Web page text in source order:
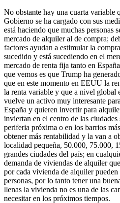
No obstante hay una cuarta variable
Gobierno se ha cargado con sus
está haciendo que muchas personas
mercado de alquiler al de compra;
factores ayudan a estimular la
sucedido y está sucediendo en el
mercado de renta fija tanto en
que vemos es que Trump ha
que en este momento en EEUU la
la renta variable y que a nivel global
vuelve un activo muy interesante
España y quieren invertir para
inviertan en el centro de las
periferia próxima o en los barrios
obtener más rentabilidad y la van a
localidad pequeña, 50.000, 75.000,
grandes ciudades del país; en
demanda de viviendas de alquiler
por cada vivienda de alquiler
personas, por lo tanto tener una
llenas la vivienda no es una de las
necesitar en los próximos tiempos.